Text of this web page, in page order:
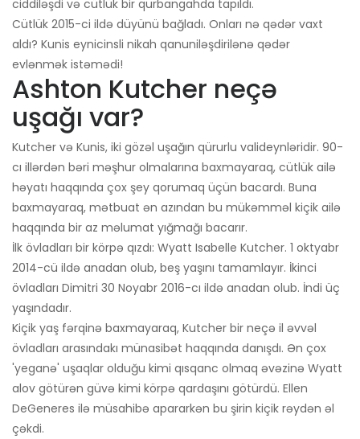
ciddiləşdi və cütlük bir qurbangahda tapıldı.
Cütlük 2015-ci ildə düyünü bağladı. Onları nə qədər vaxt
aldı? Kunis eynicinsli nikah qanuniləşdirilənə qədər
evlənmək istəmədi!
Ashton Kutcher neçə
uşağı var?
Kutcher və Kunis, iki gözəl uşağın qürurlu valideynləridir. 90-
cı illərdən bəri məşhur olmalarına baxmayaraq, cütlük ailə
həyatı haqqında çox şey qorumaq üçün bacardı. Buna
baxmayaraq, mətbuat ən azından bu mükəmməl kiçik ailə
haqqında bir az məlumat yığmağı bacarır.
İlk övladları bir körpə qızdı: Wyatt Isabelle Kutcher. 1 oktyabr
2014-cü ildə anadan olub, beş yaşını tamamlayır. İkinci
övladları Dimitri 30 Noyabr 2016-cı ildə anadan olub. İndi üç
yaşındadır.
Kiçik yaş fərqinə baxmayaraq, Kutcher bir neçə il əvvəl
övladları arasındakı münasibət haqqında danışdı. Ən çox
'yeganə' uşaqlar olduğu kimi qısqanc olmaq əvəzinə Wyatt
alov götürən güvə kimi körpə qardaşını götürdü. Ellen
DeGeneres ilə müsahibə apararkən bu şirin kiçik rəydən əl
çəkdi.